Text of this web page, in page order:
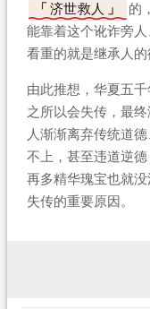
济世救人
的
能靠着这个讹诈旁
看重的就是继承人的
由此推想，华夏五
之所以会失传，最
人渐渐离弃传统道
不上，甚至违道逆
再多精华瑰宝也就
失传的重要原因。